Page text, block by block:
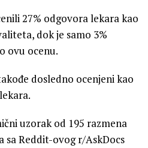
27% odgovora lekara kao
dok je samo 3%
ovu ocenu.
dosledno ocenjeni kao
uzorak od 195 razmena
sa Reddit-ovog r/AskDocs